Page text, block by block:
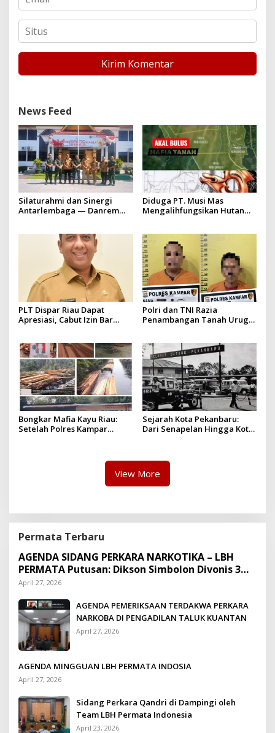
News Feed
Silaturahmi dan Sinergi
Antarlembaga — Danrem
Diduga PT. Musi Mas
Mengalihfungsikan Hutan
yang diizinkan
PLT Dispar Riau Dapat
Apresiasi, Cabut Izin Bar
Polri dan TNI Razia
Penambangan Tanah Urug,
Bongkar Mafia Kayu Riau:
Setelah Polres Kampar
Hapus Berita Kian Menguat
Sejarah Kota Pekanbaru:
Dari Senapelan Hingga Kota
View More
Permata Terbaru
AGENDA SIDANG PERKARA NARKOTIKA – LBH
PERMATA Putusan: Dikson Simbolon Divonis 3
Tahun Penjara
April 27, 2026
AGENDA PEMERIKSAAN TERDAKWA PERKARA
NARKOBA DI PENGADILAN TALUK KUANTAN
April 27, 2026
AGENDA MINGGUAN LBH PERMATA INDOSIA
April 27, 2026
Sidang Perkara Qandri di Dampingi oleh
Team LBH Permata Indonesia
April 23, 2026